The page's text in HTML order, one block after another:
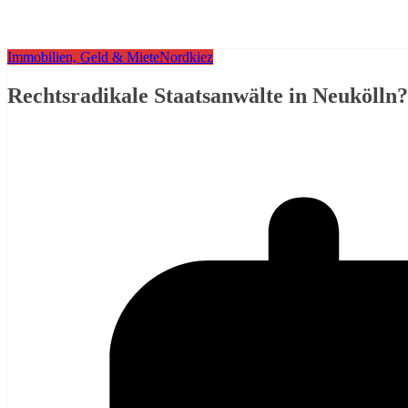
Immobilien, Geld & MieteNordkiez
Rechtsradikale Staatsanwälte in Neukölln?